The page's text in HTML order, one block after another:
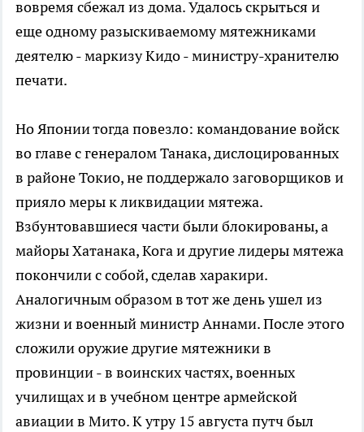
вовремя сбежал из дома. Удалось скрыться и
еще одному разыскиваемому мятежниками
деятелю - маркизу Кидо - министру-хранителю
печати.
Но Японии тогда повезло: командование войск
во главе с генералом Танака, дислоцированных
в районе Токио, не поддержало заговорщиков и
прияло меры к ликвидации мятежа.
Взбунтовавшиеся части были блокированы, а
майоры Хатанака, Кога и другие лидеры мятежа
покончили с собой, сделав харакири.
Аналогичным образом в тот же день ушел из
жизни и военный министр Аннами. После этого
сложили оружие другие мятежники в
провинции - в воинских частях, военных
училищах и в учебном центре армейской
авиации в Мито. К утру 15 августа путч был